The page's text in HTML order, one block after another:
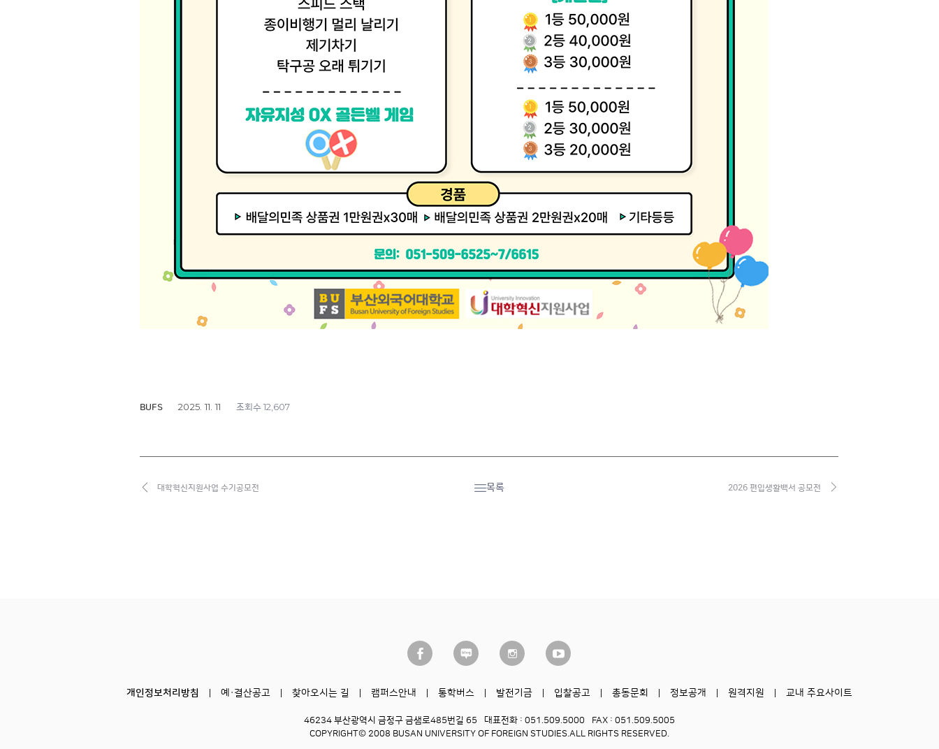
BUFS 2025. 11. 11 조회수 12,607
대학혁신지원사업 수기공모전 목록 2026 편입생활백서 공모전
개인정보처리방침 예·결산공고 찾아오시는 길 캠퍼스안내 통학버스 발전기금 입찰공고 총동문회 정보공개 원격지원 교내 주요사이트
46234 부산광역시 금정구 금샘로485번길 65 대표전화 : 051.509.5000
FAX : 051.509.5005
COPYRIGHT© 2008 BUSAN UNIVERSITY OF FOREIGN STUDIES. ALL RIGHTS RESERVED.